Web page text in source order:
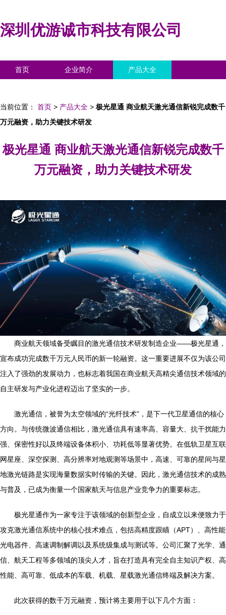
深圳优游诚市科技有限公司
首页 企业简介 产品大全
当前位置： 首页 > 产品大全 > 极光星通 商业航天激光通信新锐完成数千
万元融资，助力关键技术研发
极光星通 商业航天激光通信新锐完成数千
万元融资，助力关键技术研发
商业航天领域备受瞩目的激光通信技术研发制造企业——极光星通，
宣布成功完成数千万元人民币的新一轮融资。这一重要进展不仅为该公司
注入了强劲的发展动力，也标志着我国在商业航天高精尖通信技术领域的
自主研发与产业化进程迈出了坚实的一步。
激光通信，被誉为太空领域的“光纤技术”，是下一代卫星通信的核心
方向。与传统微波通信相比，激光通信具有速率高、容量大、抗干扰能力
强、保密性好以及终端设备体积小、功耗低等显著优势。在低轨卫星互联
网星座、深空探测、高分辨率对地观测等场景中，高速、可靠的星间与星
地激光链路是实现海量数据实时传输的关键。因此，激光通信技术的成熟
与普及，已成为衡量一个国家航天与信息产业竞争力的重要标志。
极光星通作为一家专注于该领域的创新型企业，自成立以来便致力于
攻克激光通信系统中的核心技术难点，包括高精度跟瞄（APT）、高性能
光电器件、高速调制解调以及系统级集成与测试等。公司汇聚了光学、通
信、航天工程等多领域的顶尖人才，旨在打造具有完全自主知识产权、高
性能、高可靠、低成本的车载、机载、星载激光通信终端及解决方案。
此次获得的数千万元融资，预计将主要用于以下几个方面：